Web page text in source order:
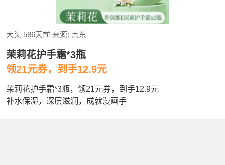
大头 586天前来源: 京东
茉莉花护手霜*3瓶
领21元券，到手12.9元
茉莉花护手霜*3瓶，领21元券，到手12.9元
补水保湿，深层滋润，成就漫画手